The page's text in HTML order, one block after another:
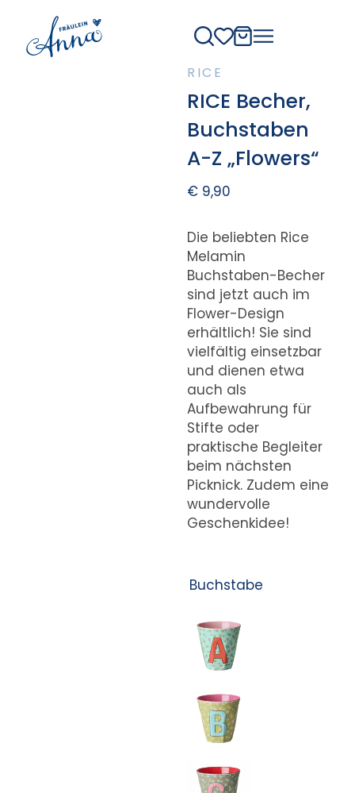
RICE
RICE Becher,
Buchstaben
A-Z „Flowers“
€9,90
Die beliebten Rice
Melamin
Buchstaben-Becher
sind jetzt auch im
Flower-Design
erhältlich! Sie sind
vielfältig einsetzbar
und dienen etwa
auch als
Aufbewahrung für
Stifte oder
praktische Begleiter
beim nächsten
Picknick. Zudem eine
wundervolle
Geschenkidee!
Buchstabe